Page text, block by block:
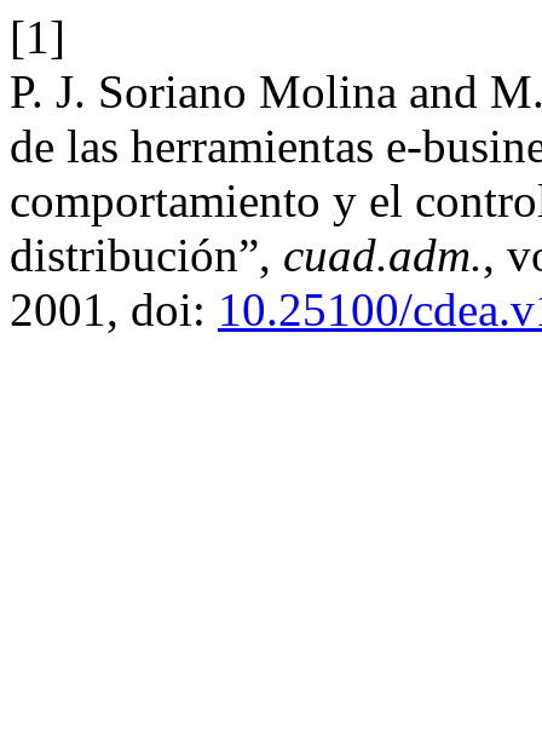
[1]
P. J. Soriano Molina and
de las herramientas e-
comportamiento y el
distribución”, cuad.adm.,
2001, doi: 10.25100/